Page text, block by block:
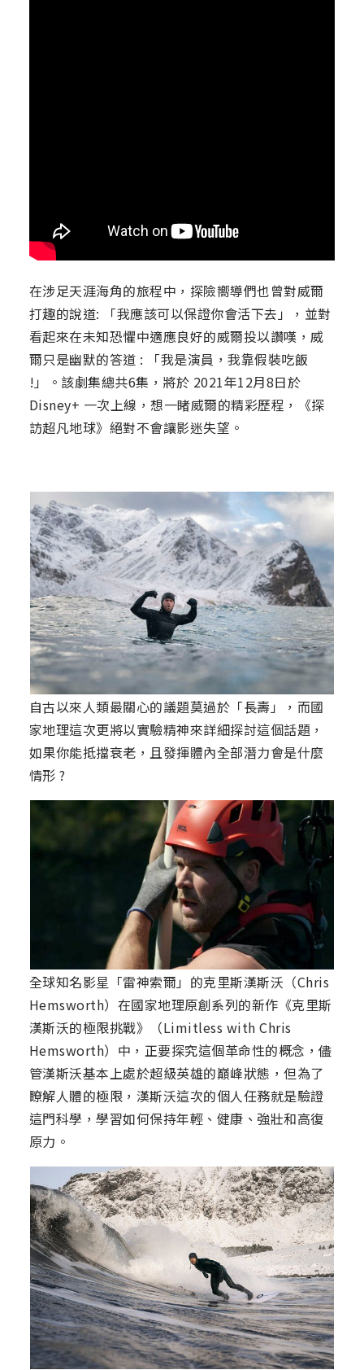
在涉足天涯海角的旅程中，探險嚮導們也曾對威爾
打趣的說道: 「我應該可以保證你會活下去」，並對
看起來在未知恐懼中適應良好的威爾投以讚嘆，威
爾只是幽默的答道 : 「我是演員，我靠假裝吃飯
!」。該劇集總共6集，將於 2021年12月8日於
Disney+ 一次上線，想一睹威爾的精彩歷程，《探
訪超凡地球》絕對不會讓影迷失望。
自古以來人類最關心的議題莫過於「長壽」，而國
家地理這次更將以實驗精神來詳細探討這個話題，
如果你能抵擋衰老，且發揮體內全部潛力會是什麼
情形 ?
全球知名影星「雷神索爾」的克里斯漢斯沃（Chris
Hemsworth）在國家地理原創系列的新作《克里斯
漢斯沃的極限挑戰》（Limitless with Chris
Hemsworth）中，正要探究這個革命性的概念，儘
管漢斯沃基本上處於超級英雄的巔峰狀態，但為了
瞭解人體的極限，漢斯沃這次的個人任務就是驗證
這門科學，學習如何保持年輕、健康、強壯和高復
原力。